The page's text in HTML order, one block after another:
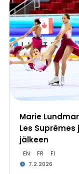
Marie
Les
jälkeen
EN FR FI
7.2.2026